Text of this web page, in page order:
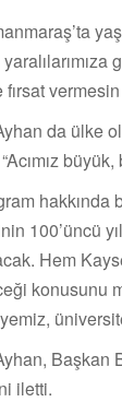
da ülke
100’üncü
Hem
konusunu
Başkan
iletti.